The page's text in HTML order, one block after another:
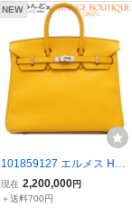
NEW
101859127 エルメス HE
RMES バーキン25 □I刻印
ジョーヌ シルバー金具 エ
現在 2,200,000円
＋送料700円